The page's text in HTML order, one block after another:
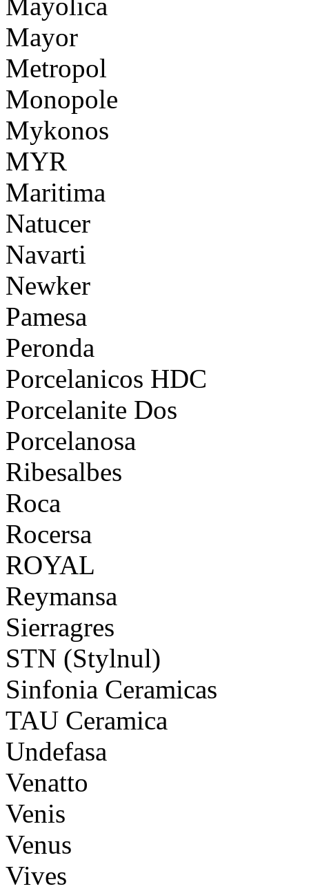
Mayor
Metropol
Monopole
Mykonos
MYR
Maritima
Natucer
Navarti
Newker
Pamesa
Peronda
Porcelanicos HDC
Porcelanite Dos
Porcelanosa
Ribesalbes
Roca
Rocersa
ROYAL
Reymansa
Sierragres
STN (Stylnul)
Sinfonia Ceramicas
TAU Ceramica
Undefasa
Venatto
Venis
Venus
Vives